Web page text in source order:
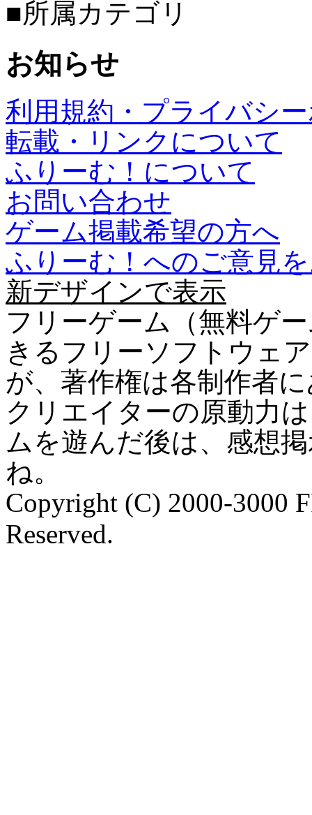
■所属カテゴリ
お知らせ
利用規約・プライバシ
転載・リンクについて
ふりーむ！について
お問い合わせ
ゲーム掲載希望の方へ
ふりーむ！へのご意見
新デザインで表示
フリーゲーム（無料ゲ
きるフリーソフトウェ
が、著作権は各制作者
クリエイターの原動力
ムを遊んだ後は、感想
ね。
Copyright (C) 2000-3000
Reserved.